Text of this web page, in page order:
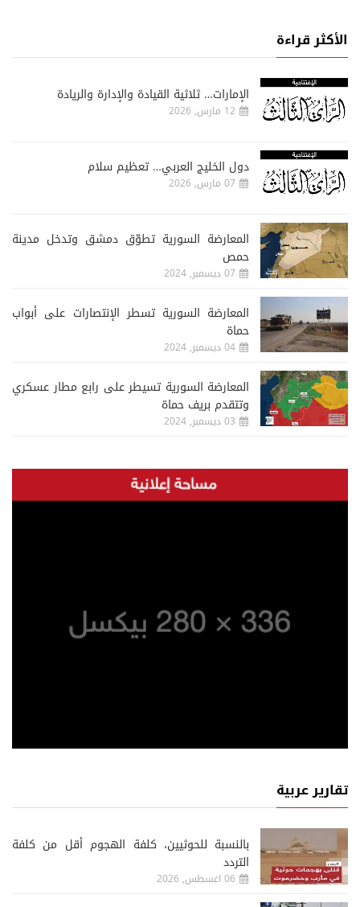
الأكثر قراءة
الإمارات… ثلاثية القيادة والإدارة والريادة
12 مارس, 2026
دول الخليج العربي… تعظيم سلام
07 مارس, 2026
المعارضة السورية تطوّق دمشق وتدخل مدينة
حمص
07 ديسمبر, 2024
المعارضة السورية تسطر الإنتصارات على أبواب
حماة
04 ديسمبر, 2024
المعارضة السورية تسيطر على رابع مطار عسكري
وتتقدم بريف حماة
03 ديسمبر, 2024
تقارير عربية
‏بالنسبة للحوثيين، كلفة الهجوم أقل من كلفة
التردد
06 اغسطس, 2026